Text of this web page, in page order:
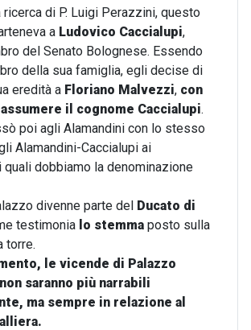
ricerca di P. Luigi Perazzini, questo
a Ludovico Caccialupi,
del Senato Bolognese. Essendo
della sua famiglia, egli decise di
eredità a Floriano Malvezzi, con
il cognome Caccialupi.
poi agli Alamandini con lo stesso
Alamandini-Caccialupi ai
quali dobbiamo la denominazione
divenne parte del Ducato di
testimonia lo stemma posto sulla
torre.
le vicende di Palazzo
saranno più narrabili
ma sempre in relazione al